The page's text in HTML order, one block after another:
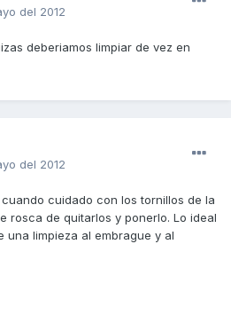
del 2012
deberiamos limpiar de vez en
del 2012
cuidado con los tornillos de la
rosca de quitarlos y ponerlo. Lo ideal
limpieza al embrague y al